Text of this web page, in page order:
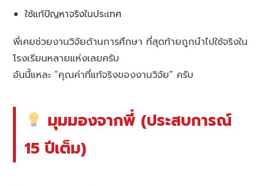
ใช้แก้ปัญหาจริงในประเทศ
พี่เคยช่วยงานวิจัยด้านการศึกษา ที่สุดท้ายถูกนำไปใช้จริงใน
โรงเรียนหลายแห่งเลยครับ
อันนี้แหละ “คุณค่าที่แท้จริงของงานวิจัย” ครับ
มุมมองจากพี่ (ประสบการณ์
15 ปีเต็ม)